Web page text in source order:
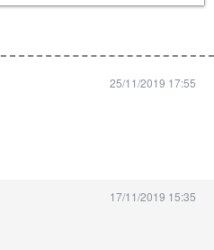
25/11/2019 17:55
17/11/2019 15:35